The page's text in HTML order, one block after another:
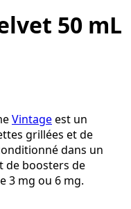
50 mL
Vintageest un
grillées et de
dans un
de boosters de
3 mg ou 6 mg.